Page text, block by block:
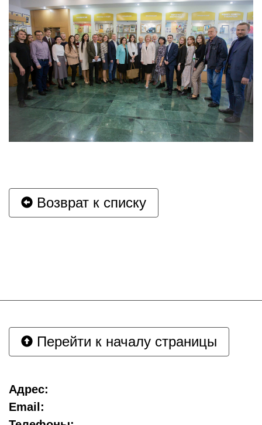
Возврат к списку
Перейти к началу страницы
Адрес:
Email: